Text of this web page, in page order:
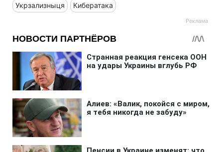
Укрзализныця Кибератака